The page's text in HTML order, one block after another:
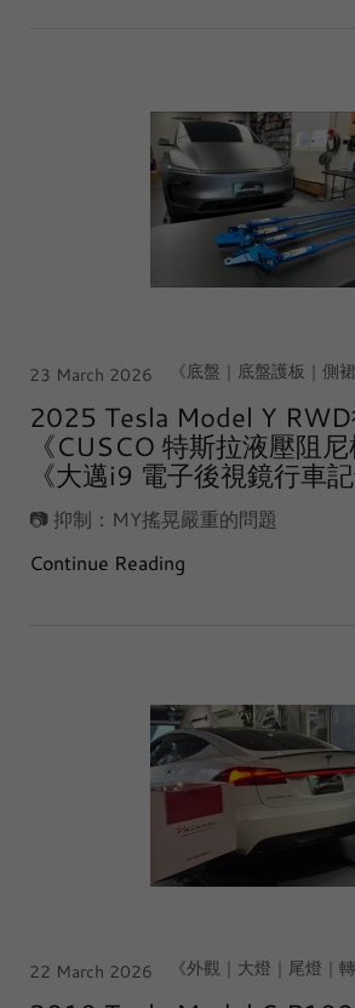
23 March 2026
2025 Tesla Model Y
《CUSCO 特斯拉液壓阻
《大邁i9 電子後視鏡行車記
📷 抑制：MY搖晃嚴重的問題
Continue Reading
22 March 2026